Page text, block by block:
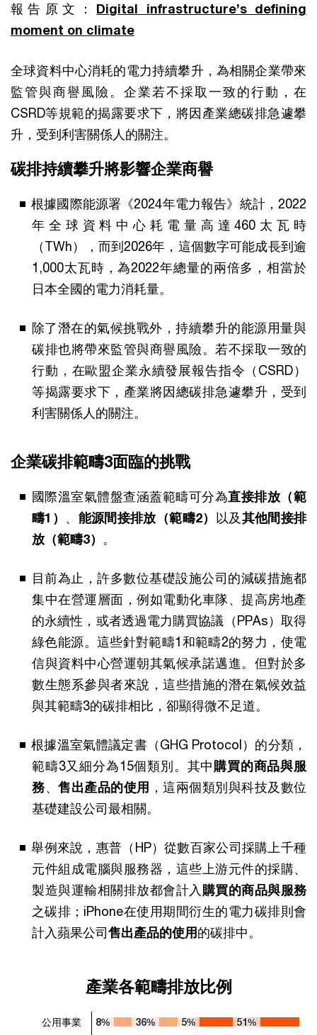
報告原文： Digital infrastructure’s defining
moment on climate
全球資料中心消耗的電力持續攀升，為相關企業帶來
監管與商譽風險。企業若不採取一致的行動，在
CSRD等規範的揭露要求下，將因產業總碳排急遽攀
升，受到利害關係人的關注。
碳排持續攀升 將影響企業商譽
根據國際能源署《2024年電力報告》統計，2022
年全球資料中心耗電量高達460太瓦時
（TWh），而到2026年，這個數字可能成長到逾
1,000太瓦時，為2022年總量的兩倍多，相當於
日本全國的電力消耗量。
除了潛在的氣候挑戰外，持續攀升的能源用量與
碳排也將帶來監管與商譽風險。若不採取一致的
行動，在歐盟企業永續發展報告指令（CSRD）
等揭露要求下，產業將因總碳排急遽攀升，受到
利害關係人的關注。
企業碳排範疇3 面臨的挑戰
國際溫室氣體盤查涵蓋範疇可分為直接排放（範
疇1） 、 能源間接排放（範疇2） 以及其他間接排
放（範疇3） 。
目前為止，許多數位基礎設施公司的減碳措施都
集中在營運層面，例如電動化車隊、提高房地產
的永續性，或者透過電力購買協議（PPAs）取得
綠色能源。這些針對範疇1和範疇2的努力，使電
信與資料中心營運朝其氣候承諾邁進。但對於多
數生態系參與者來說，這些措施的潛在氣候效益
與其範疇3的碳排相比，卻顯得微不足道。
根據溫室氣體議定書（GHG Protocol）的分類，
範疇3又細分為15個類別。其中購買的商品與服
務、 售出產品的使用 ，這兩個類別與科技及數位
基礎建設公司最相關。
舉例來說，惠普（HP）從數百家公司採購上千種
元件組成電腦與服務器，這些上游元件的採購、
製造與運輸相關排放都會計入 購買的商品與服務
之碳排；iPhone在使用期間衍生的電力碳排則會
計入蘋果公司售出產品的使用的碳排中。
產業各範疇排放比例
The chart has 1 X axis displaying categories.
產業各範疇排放比例
51%
51%
5%
5%
36%
36%
8%
8%
公用事業